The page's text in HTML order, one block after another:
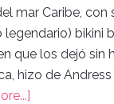
mar Caribe, con
bikini
que los dejó sin
hizo de